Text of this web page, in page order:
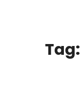
Tag: